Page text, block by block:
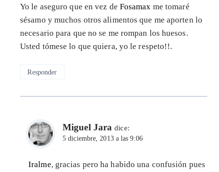
Yo le aseguro que en vez de Fosamax me tomaré
sésamo y muchos otros alimentos que me aporten lo
necesario para que no se me rompan los huesos.
Usted tómese lo que quiera, yo le respeto!!.
Responder
Miguel Jara dice:
5 diciembre, 2013 a las 9:06
Iralme, gracias pero ha habido una confusión pues